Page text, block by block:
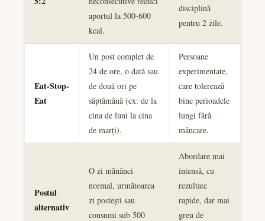
aportul la 500-600
kcal.
disciplină
pentru 2 zile.
Eat-Stop-
Eat
Un post complet de
24 de ore, o dată sau
de două ori pe
săptămână (ex: de la
cina de luni la cina
de marți).
Persoane
experimentate,
care tolerează
bine perioadele
lungi fără
mâncare.
Postul
alternativ
O zi mănânci
normal, următoarea
zi postești sau
consumi sub 500
Abordare mai
intensă, cu
rezultate
rapide, dar mai
greu de